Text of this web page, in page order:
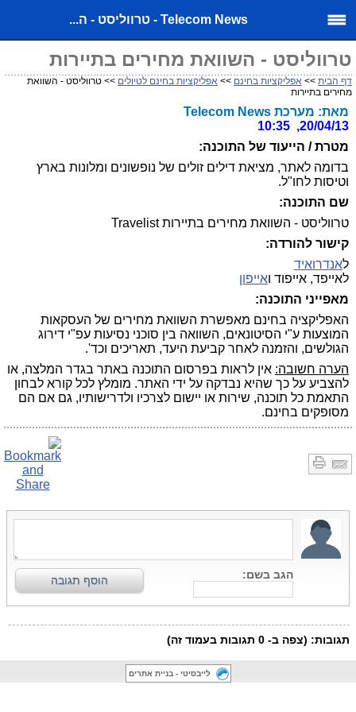
Telecom News - טרווליסט - ה...
טרווליסט - השוואת מחירים בתיירות
דף הבית >> אפליקציות בחינם >> אפליקציות בחינם לטיולים >> טרווליסט - השוואת
מחירים בתיירות
מאת: מערכת Telecom News
20/04/13, 10:35
מטרת / הייעוד של התוכנה:
בדומה לאתר, מציאת דילים זולים של נופשונים ומלונות בארץ
וטיסות לחו"ל.
שם התוכנה:
טרווליסט - השוואת מחירים בתיירות Travelist
קישור להורדה:
לאנדרואיד
לאייפד, אייפוד ואייפון
מאפייני התוכנה:
האפליקציה בחינם מאפשרת השוואת מחירים של העסקאות
המוצעות ע"י הסיטונאים, השוואה בין סוכני נסיעות עפ"י דירוג
הגולשים, והזמנה לאחר קביעת היעד, תאריכים וכד'.
הערה חשובה: אין לראות בפרסום התוכנה באתר בגדר המלצה, או
להצביע על כך שהיא נבדקה על ידי האתר. מומלץ לכל קורא לבחון
התאמת כל תוכנה, שירות או יישום לצרכיו ולדרישותיו, גם אם הם
מסופקים בחינם.
לייבסיטי - בניית אתרים